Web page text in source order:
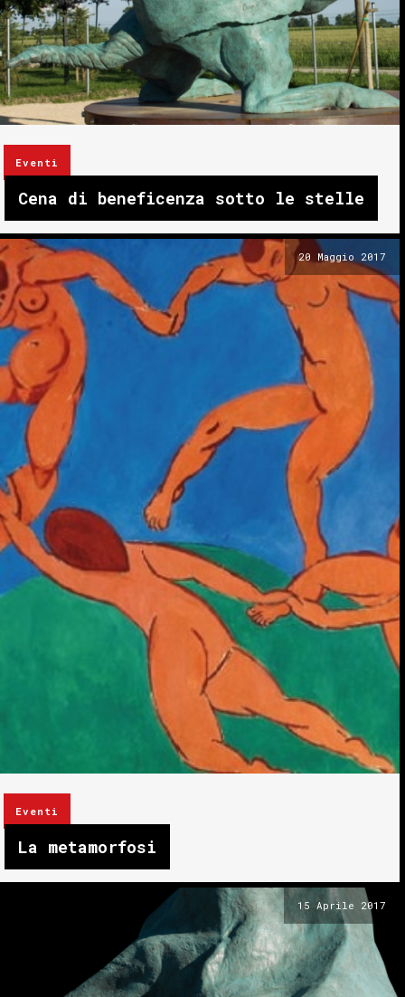
Eventi
Cena di beneficenza sotto le stelle
20 Maggio 2017
Eventi
La metamorfosi
15 Aprile 2017